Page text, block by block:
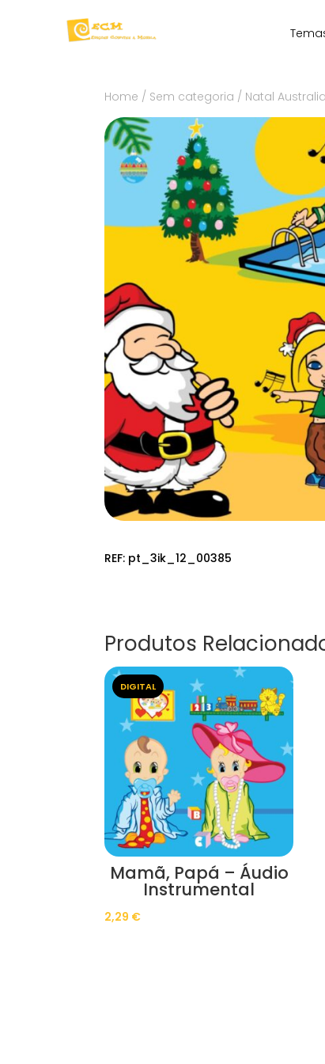
Home / Sem categoria / Natal
REF: pt_3ik_12_00385
Produtos
DIGITAL
Mamã, Papá – Áudio
Instrumental
2,29 €